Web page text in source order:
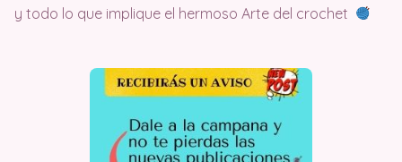
y todo lo que implique el hermoso Arte del crochet